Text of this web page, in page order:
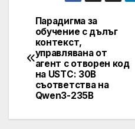
Post
navigation
Парадигма за
обучение с дълъг
контекст,
управлявана от
агент с отворен код
на USTC: 30B
съответства на
Qwen3-235B